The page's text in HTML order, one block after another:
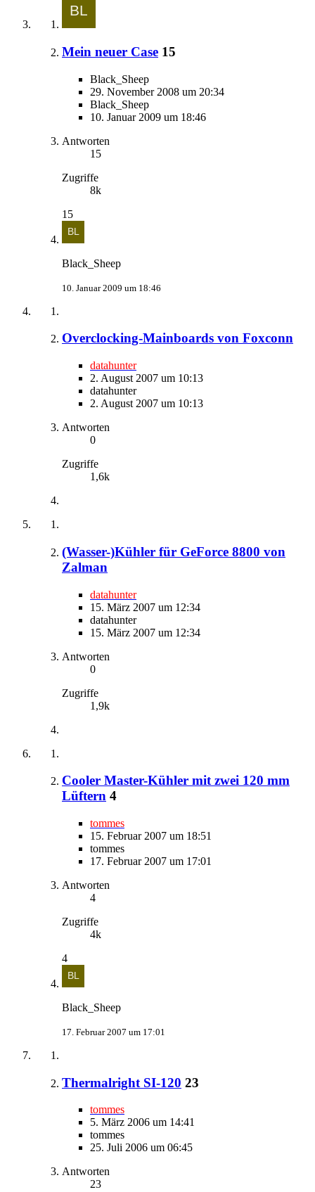
Mein neuer Case 15
Black_Sheep
29. November 2008 um 20:34
Black_Sheep
10. Januar 2009 um 18:46
Antworten
15
Zugriffe
8k
15
Black_Sheep
10. Januar 2009 um 18:46
Overclocking-Mainboards von Foxconn
datahunter
2. August 2007 um 10:13
datahunter
2. August 2007 um 10:13
Antworten
0
Zugriffe
1,6k
(Wasser-)Kühler für GeForce 8800 von
Zalman
datahunter
15. März 2007 um 12:34
datahunter
15. März 2007 um 12:34
Antworten
0
Zugriffe
1,9k
Cooler Master-Kühler mit zwei 120 mm
Lüftern 4
tommes
15. Februar 2007 um 18:51
tommes
17. Februar 2007 um 17:01
Antworten
4
Zugriffe
4k
4
Black_Sheep
17. Februar 2007 um 17:01
Thermalright SI-120 23
tommes
5. März 2006 um 14:41
tommes
25. Juli 2006 um 06:45
Antworten
23